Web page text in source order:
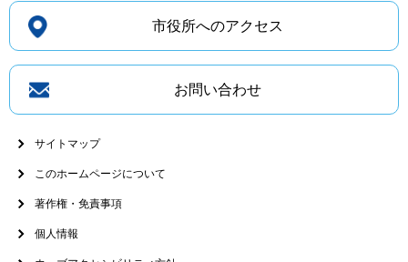
市役所へのアクセス
お問い合わせ
サイトマップ
このホームページについて
著作権・免責事項
個人情報